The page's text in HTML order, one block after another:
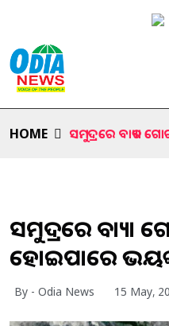
HOME ସମୁଦ୍ରରେ ବାତ୍ୟା
ସମୁଦ୍ରରେ ବାତ୍ୟା
ହୋଇପାରେ
By - Odia News 15 May,